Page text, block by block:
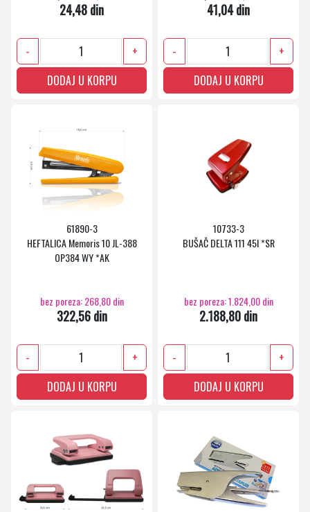
24,48 din
-
+
DODAJ U KORPU
41,04 din
-
+
DODAJ U KORPU
61890-3
HEFTALICA Memoris 10 JL-388
OP384 WY *AK
bez poreza: 268,80 din
322,56 din
-
+
DODAJ U KORPU
10733-3
BUŠAČ DELTA 111 45l *SR
bez poreza: 1.824,00 din
2.188,80 din
-
+
DODAJ U KORPU